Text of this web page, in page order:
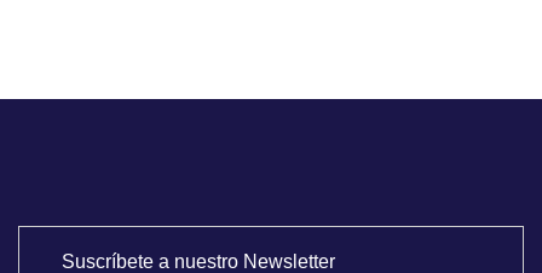
Suscríbete a nuestro Newsletter